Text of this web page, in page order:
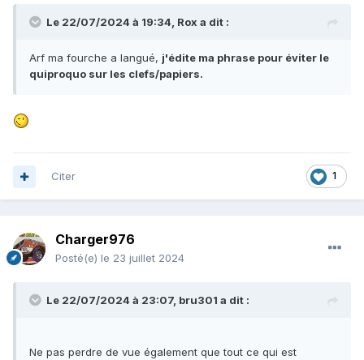
Le 22/07/2024 à 19:34, Rox a dit :
Arf ma fourche a langué, j'édite ma phrase pour éviter le
quiproquo sur les clefs/papiers.
1
Citer
Charger976
Posté(e) le 23 juillet 2024
Le 22/07/2024 à 23:07, bru301 a dit :
Ne pas perdre de vue également que tout ce qui est